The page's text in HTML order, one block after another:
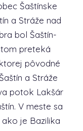
Šaštínske
a Stráže nad
bol Šaštín-
preteká
pôvodné
a Stráže
potok Lakšár
V meste sa
je Bazilika